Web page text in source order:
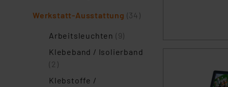
Werkstatt-Ausstattung (34)
Arbeitsleuchten (9)
Klebeband / Isolierband
(2)
Klebstoffe /